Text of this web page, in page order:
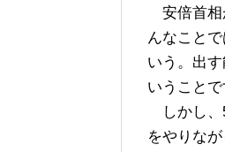
安倍首相
んなこと
いう。出
いうことで
しかし、
をやりな